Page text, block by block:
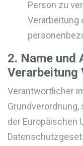
Person zu
Verarbeitung
2. Name
Verarbeitung
Verantwortlicher
der Europäischen